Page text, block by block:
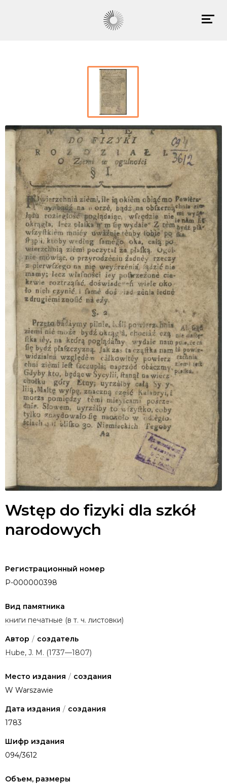
Wstęp do fizyki dla szkół
narodowych
Регистрационный номер
P-000000398
Вид памятника
книги печатные (в т. ч. листовки)
Автор / создатель
Hube, J. M. (1737—1807)
Место издания / создания
W Warszawie
Дата издания / создания
1783
Шифр издания
094/3612
Объем, размеры